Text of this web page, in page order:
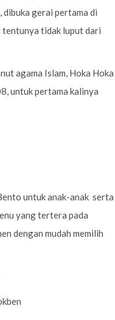
dibuka gerai pertama di
tentunya tidak luput dari
agama Islam, Hoka Hoka
untuk pertama kalinya
untuk anak-anak serta
yang tertera pada
dengan mudah memilih